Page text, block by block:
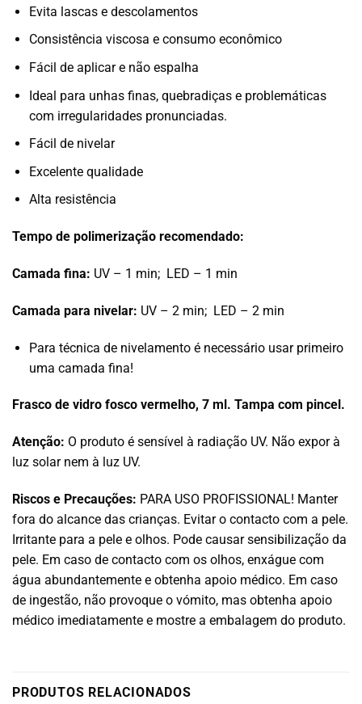
Evita lascas e descolamentos
Consistência viscosa e consumo econômico
Fácil de aplicar e não espalha
Ideal para unhas finas, quebradiças e problemáticas
com irregularidades pronunciadas.
Fácil de nivelar
Excelente qualidade
Alta resistência
Tempo de polimerização recomendado:
Camada fina: UV – 1 min; LED – 1 min
Camada para nivelar: UV – 2 min; LED – 2 min
Para técnica de nivelamento é necessário usar primeiro
uma camada fina!
Frasco de vidro fosco vermelho, 7 ml. Tampa com pincel.
Atenção: O produto é sensível à radiação UV. Não expor à
luz solar nem à luz UV.
Riscos e Precauções: PARA USO PROFISSIONAL! Manter
fora do alcance das crianças. Evitar o contacto com a pele.
Irritante para a pele e olhos. Pode causar sensibilização da
pele. Em caso de contacto com os olhos, enxágue com
água abundantemente e obtenha apoio médico. Em caso
de ingestão, não provoque o vómito, mas obtenha apoio
médico imediatamente e mostre a embalagem do produto.
PRODUTOS RELACIONADOS